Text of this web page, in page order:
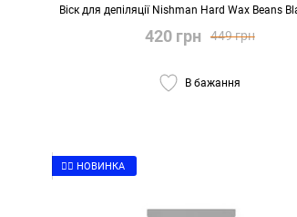
Віск для депіляції Nishman Hard Wax Beans
449 грн
420 грн
В бажання
👉🏻 НОВИНКА